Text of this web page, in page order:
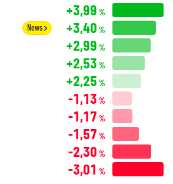
+3,99 %
News +3,40 %
+2,99 %
+2,53 %
+2,25 %
-1,13 %
-1,17 %
-1,57 %
-2,30 %
-3,01 %